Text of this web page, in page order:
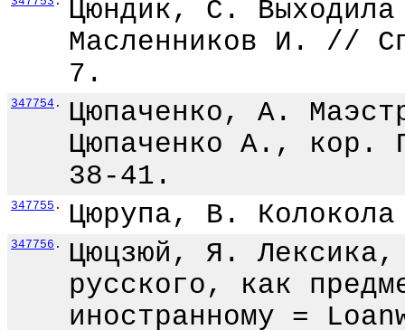
Цюндик, С.
Масленников И. //
7.
347754 .
Цюпаченко, А.
Цюпаченко А.,
38-41.
347755 . Цюрупа, В.
347756 .
Цюцзюй, Я. Лексика,
русского, как
иностранному =